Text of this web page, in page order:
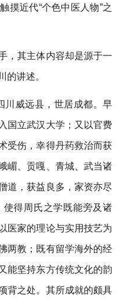
摸近代“个色中医人物”之
，其主体内容却是源于一
的讲述。
川威远县，世居成都。早
国立武汉大学；又以官费
受伤，幸得丹药救治而获
嵋、贡嘎、青城、武当诸
道，获益良多，家资亦尽
得周氏之学既能旁及诸
医家的理论与实用技艺为
两教；既有留学海外的经
能坚持东方传统文化的韵
背之处。其所成就的颇具